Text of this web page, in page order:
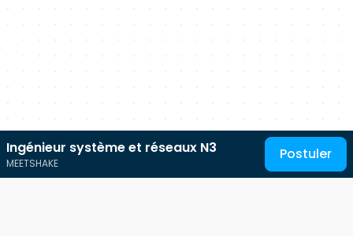
Ingénieur système et réseaux N3
MEETSHAKE
Postuler